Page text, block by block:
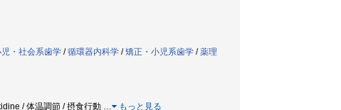
・社会系歯学 /循環器内科学 /矯正・小児系歯学 /薬理
/ 体温調節 / 摂食行動 … もっと見る